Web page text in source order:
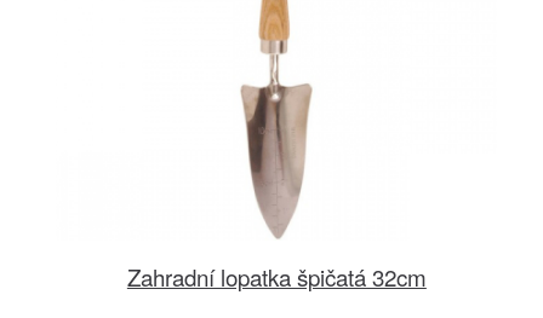
Zahradní lopatka špičatá 32cm